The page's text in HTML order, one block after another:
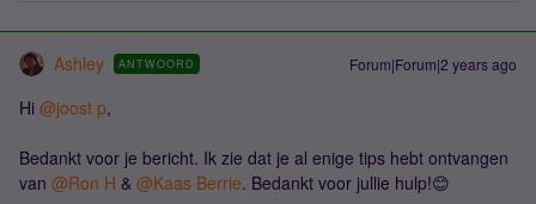
Ashley ANTWOORD Forum|Forum|2 years ago
Hi @joost p,
Bedankt voor je bericht. Ik zie dat je al enige tips hebt ontvangen
van @Ron H & @Kaas Berrie. Bedankt voor jullie hulp!😊